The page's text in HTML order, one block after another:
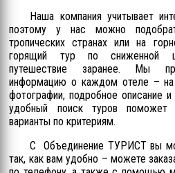
Наша компания учитывает
поэтому у нас можно
тропических странах или на
горящий тур по сниженной
путешествие заранее. Мы
информацию о каждом отеле –
фотографии, подробное описание
удобный поиск туров поможет
варианты по критериям.
С Объединение ТУРИСТ вы
так, как вам удобно – можете